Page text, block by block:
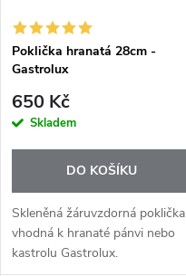
Poklička hranatá 28cm -
Gastrolux
650 Kč
Skladem
DO KOŠÍKU
Skleněná žáruvzdorná poklička
vhodná k hranaté pánvi nebo
kastrolu Gastrolux.